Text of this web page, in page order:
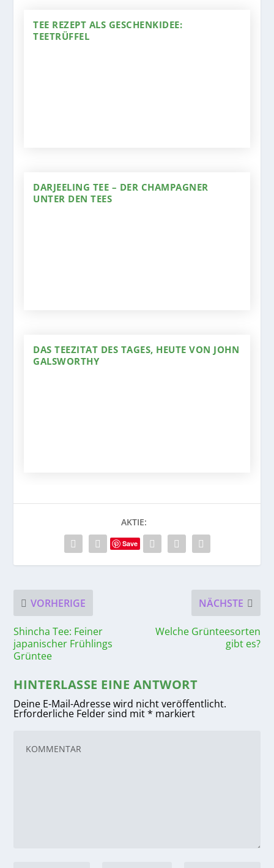
TEE REZEPT ALS GESCHENKIDEE:
TEETRÜFFEL
DARJEELING TEE – DER CHAMPAGNER
UNTER DEN TEES
DAS TEEZITAT DES TAGES, HEUTE VON JOHN
GALSWORTHY
AKTIE:
Save
VORHERIGE
Shincha Tee: Feiner
japanischer Frühlings
Grüntee
NÄCHSTE
Welche Grünteesorten
gibt es?
HINTERLASSE EINE ANTWORT
Deine E-Mail-Adresse wird nicht veröffentlicht.
Erforderliche Felder sind mit* markiert